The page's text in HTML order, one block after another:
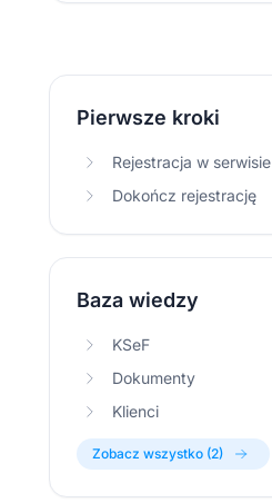
Pierwsze kroki
Rejestracja w serwisie
Dokończ rejestrację
Baza wiedzy
KSeF
Dokumenty
Klienci
Zobacz wszystko (2)